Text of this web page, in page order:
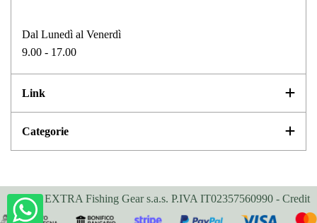
Dal Lunedì al Venerdì
9.00 - 17.00
Link
Categorie
2024 © EXTRA Fishing Gear s.a.s. P.IVA IT02357560990 - Credit